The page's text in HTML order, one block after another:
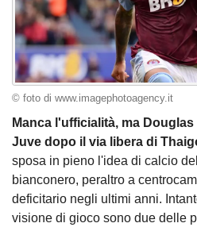
© foto di www.imagephotoagency.it
Manca l'ufficialità, ma
Juve dopo il via libera di
sposa in pieno l'idea di calcio
bianconero, peraltro a
deficitario negli ultimi anni.
visione di gioco sono due delle